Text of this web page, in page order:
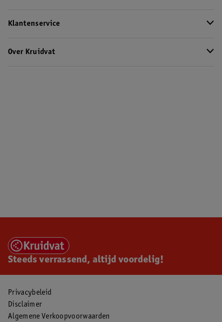
Klantenservice
Over Kruidvat
Steeds verrassend, altijd voordelig!
Privacybeleid
Disclaimer
Algemene Verkoopvoorwaarden